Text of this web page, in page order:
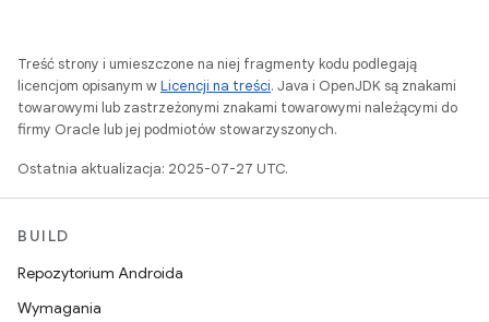
Treść strony i umieszczone na niej fragmenty kodu podlegają
licencjom opisanym wLicencji na treści. Java i OpenJDK są znakami
towarowymi lub zastrzeżonymi znakami towarowymi należącymi do
firmy Oracle lub jej podmiotów stowarzyszonych.
Ostatnia aktualizacja: 2025-07-27 UTC.
BUILD
Repozytorium Androida
Wymagania